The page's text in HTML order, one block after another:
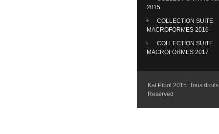
2015
COLLECTION SUITE
MACROFORMES 2016
COLLECTION SUITE
MACROFORMES 2017
Kat Pibol 2015. Tous
Reserved